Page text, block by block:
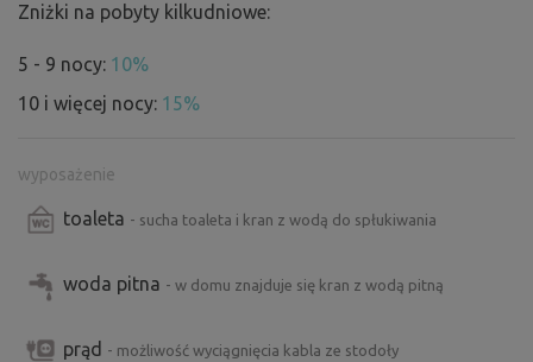
Zniżki na pobyty kilkudniowe:
5 - 9 nocy: 10%
10 i więcej nocy: 15%
wyposażenie
toaleta - sucha toaleta i kran z wodą do spłukiwania
woda pitna - w domu znajduje się kran z wodą pitną
prąd - możliwość wyciągnięcia kabla ze stodoły